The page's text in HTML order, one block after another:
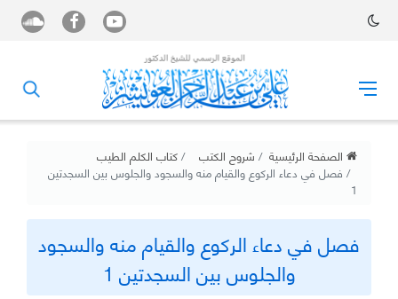
الصفحة الرئيسية شروح الكتب كتاب الكلم الطيب
فصل في دعاء الركوع والقيام منه والسجود والجلوس بين السجدتين
1
فصل في دعاء الركوع والقيام منه والسجود
والجلوس بين السجدتين 1